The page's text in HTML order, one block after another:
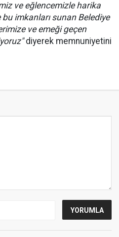
ve eğlencemizle harika
imkanları sunan Belediye
ve emeği geçen
diyerek memnuniyetini